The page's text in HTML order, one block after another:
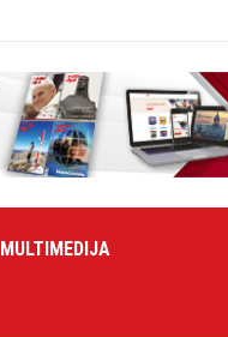
MULTIMEDIJA